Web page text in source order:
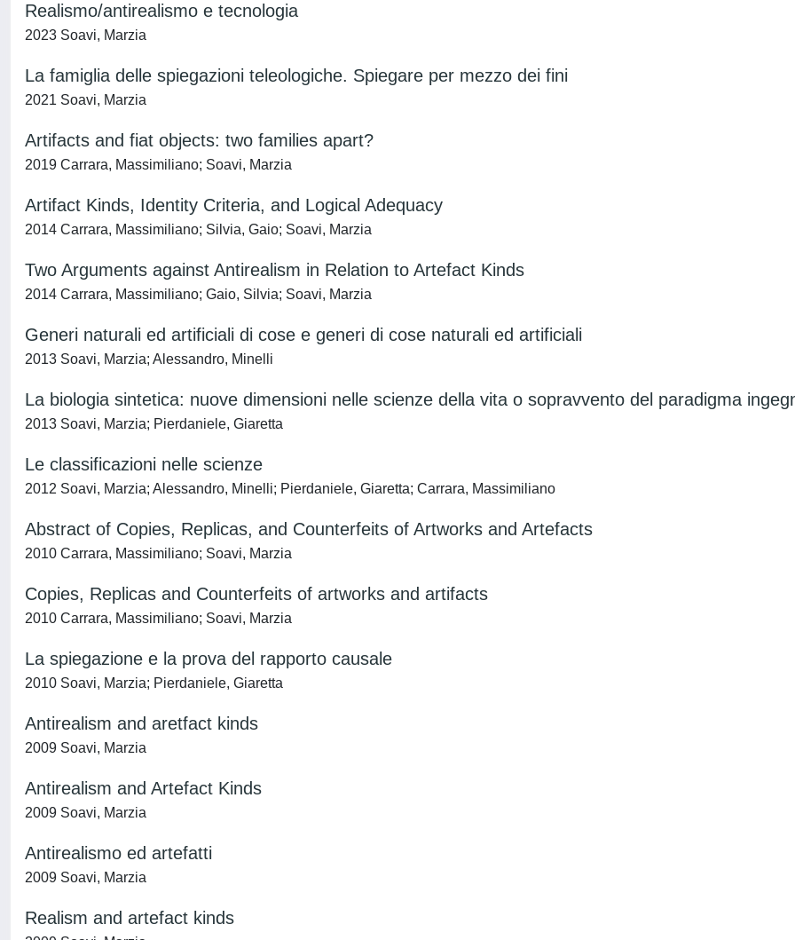
Realismo/antirealismo e tecnologia
2023 Soavi, Marzia
La famiglia delle spiegazioni teleologiche. Spiegare per mezzo dei fini
2021 Soavi, Marzia
Artifacts and fiat objects: two families apart?
2019 Carrara, Massimiliano; Soavi, Marzia
Artifact Kinds, Identity Criteria, and Logical Adequacy
2014 Carrara, Massimiliano; Silvia, Gaio; Soavi, Marzia
Two Arguments against Antirealism in Relation to Artefact Kinds
2014 Carrara, Massimiliano; Gaio, Silvia; Soavi, Marzia
Generi naturali ed artificiali di cose e generi di cose naturali ed artificiali
2013 Soavi, Marzia; Alessandro, Minelli
La biologia sintetica: nuove dimensioni nelle scienze della vita o sopravvento del paradigma
2013 Soavi, Marzia; Pierdaniele, Giaretta
Le classificazioni nelle scienze
2012 Soavi, Marzia; Alessandro, Minelli; Pierdaniele, Giaretta; Carrara, Massimiliano
Abstract of Copies, Replicas, and Counterfeits of Artworks and Artefacts
2010 Carrara, Massimiliano; Soavi, Marzia
Copies, Replicas and Counterfeits of artworks and artifacts
2010 Carrara, Massimiliano; Soavi, Marzia
La spiegazione e la prova del rapporto causale
2010 Soavi, Marzia; Pierdaniele, Giaretta
Antirealism and aretfact kinds
2009 Soavi, Marzia
Antirealism and Artefact Kinds
2009 Soavi, Marzia
Antirealismo ed artefatti
2009 Soavi, Marzia
Realism and artefact kinds